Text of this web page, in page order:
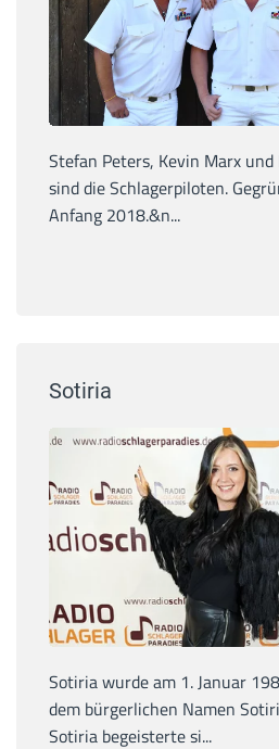
Stefan Peters, Kevin Marx und
sind die Schlagerpiloten.
Anfang 2018.&n...
Sotiria
Sotiria wurde am 1. Januar
dem bürgerlichen Namen
Sotiria begeisterte si...